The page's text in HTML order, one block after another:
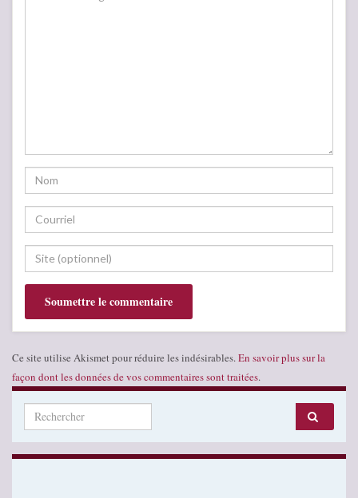
Ce site utilise Akismet pour réduire les indésirables. En savoir plus sur la
façon dont les données de vos commentaires sont traitées.
Search for: